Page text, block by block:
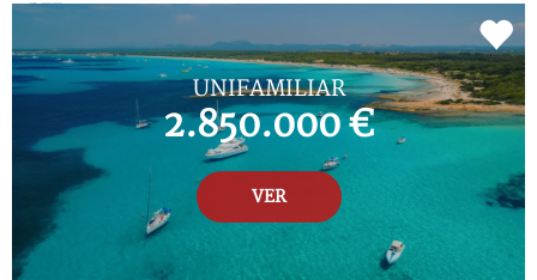
REF: E-115287-I
UNIFAMILIAR
2.850.000 €
VER